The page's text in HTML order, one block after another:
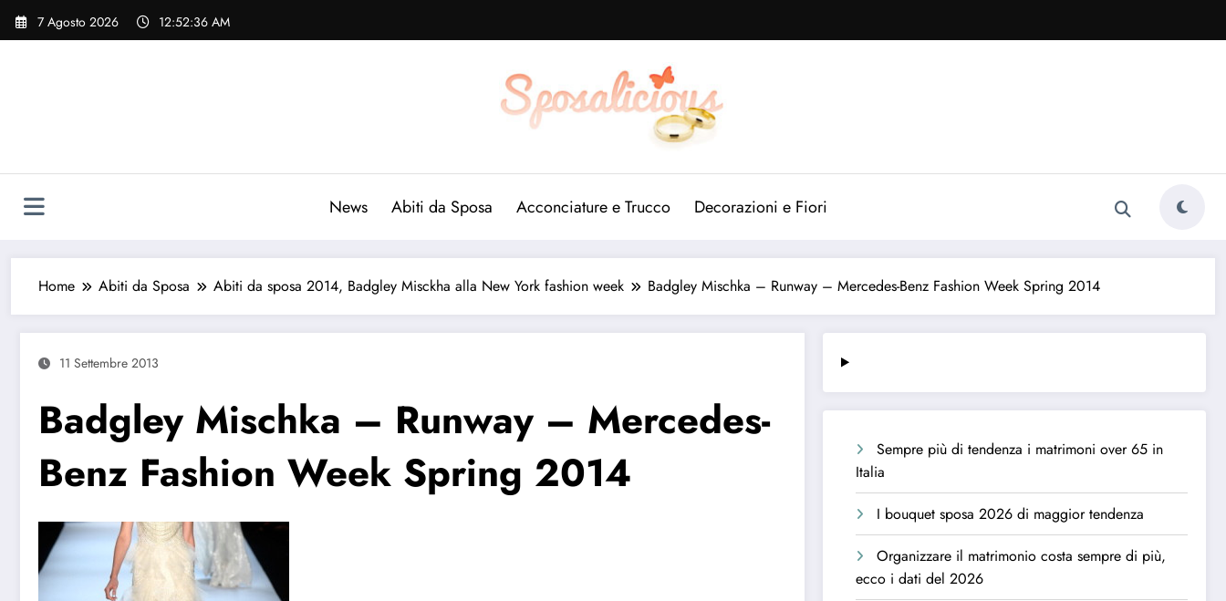
Vai
7 Agosto 2026 12:52:37 AM
News Abiti da Sposa Acconciature e Trucco Decorazioni e Fiori
Home Abiti da Sposa Abiti da sposa 2014, Badgley Misckha alla New York fashion week Badgley Mischka – Runway – Mercedes-Benz Fashion Week Spring 2014
11 Settembre 2013
Badgley Mischka – Runway – Mercedes-
Benz Fashion Week Spring 2014
Sempre più di tendenza i matrimoni over 65 in
Italia
I bouquet sposa 2026 di maggior tendenza
Organizzare il matrimonio costa sempre di più,
ecco i dati del 2026